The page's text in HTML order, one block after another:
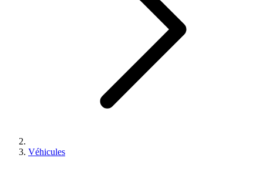
Véhicules